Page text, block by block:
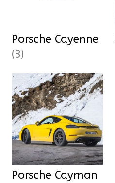
Porsche Cayenne
(3)
Porsche Cayman